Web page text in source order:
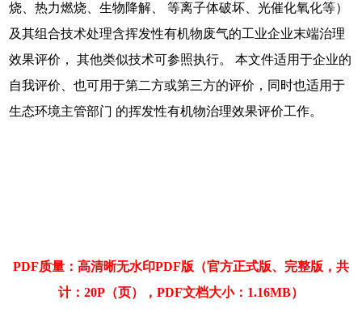
烧、热力燃烧、生物降解、 等离子体破坏、光催化氧化等）
及其组合技术处理含挥发性有机物废气的工业企业末端治理
效果评价， 其他类似技术可参照执行。 本文件适用于企业的
自我评价、也可用于第二方或第三方的评价，同时也适用于
生态环境主管部门 的挥发性有机物治理效果评价工作。
PDF质量：高清晰无水印PDF版（官方正式版、完整版，共
计：20P（页），PDF文档大小：1.16MB）